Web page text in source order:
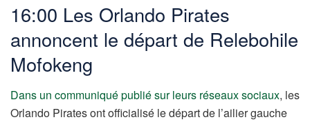
16:00 Les Orlando Pirates
annoncent le départ de Relebohile
Mofokeng
Dans un communiqué publié sur leurs réseaux sociaux, les
Orlando Pirates ont officialisé le départ de l’ailier gauche